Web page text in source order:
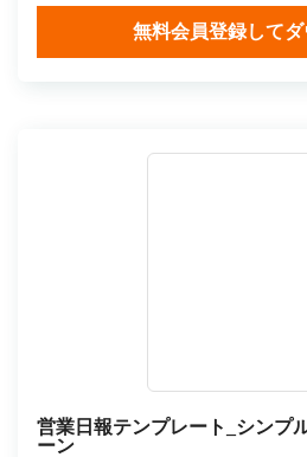
無料会員登録して
営業日報テンプレート_シンプ
ーン